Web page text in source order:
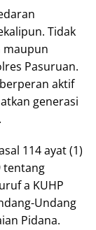
Tidak
maupun
Pasuruan.
aktif
generasi
114 ayat (1)
tentang
a KUHP
Undang
Pidana.